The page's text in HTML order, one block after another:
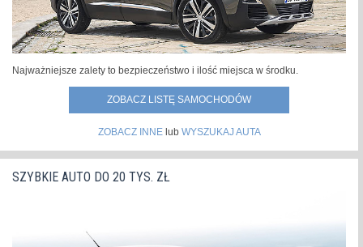
Najważniejsze zalety to bezpieczeństwo i ilość miejsca w środku.
ZOBACZ LISTĘ SAMOCHODÓW
ZOBACZ INNElub WYSZUKAJ AUTA
SZYBKIE AUTO DO 20 TYS. ZŁ